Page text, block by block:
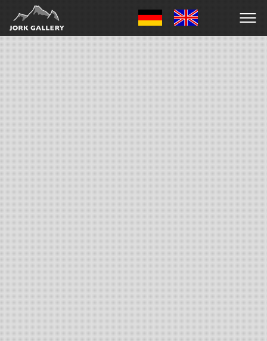
Download freigeschalten !
Du bist zum Download des
ausgewählten Artikels berechtigt.